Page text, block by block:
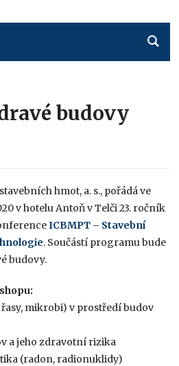
budovy
hmot, a. s., pořádá ve
v hotelu Antoň v Telči 23. ročník
ICBMPT – Stavební
. Součástí programu bude
budovy.
mikrobi) v prostředí budov
a jeho zdravotní rizika
(radon, radionuklidy)